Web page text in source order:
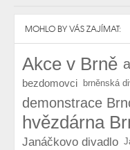
MOHLO BY VÁS ZAJÍMAT:
Akce v Brně
bezdomovci brněnská
demonstrace
hvězdárna
Janáčkovo divadlo